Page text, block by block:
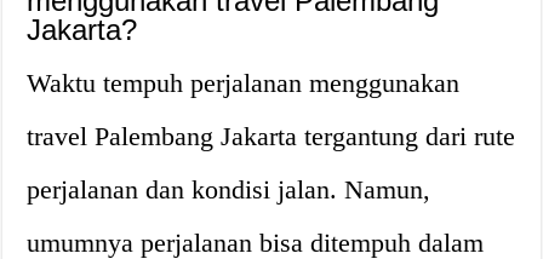
Jakarta?
Waktu tempuh perjalanan menggunakan
travel Palembang Jakarta tergantung dari rute
perjalanan dan kondisi jalan. Namun,
umumnya perjalanan bisa ditempuh dalam